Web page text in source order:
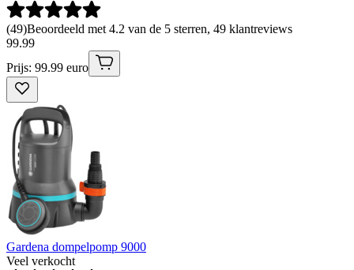
(49)Beoordeeld met 4.2 van de 5 sterren, 49 klantreviews
99.99
Prijs: 99.99 euro
Gardena dompelpomp 9000
Veel verkocht